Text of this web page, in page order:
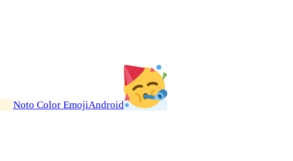
Noto Color EmojiAndroid